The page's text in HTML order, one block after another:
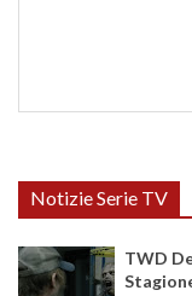
Notizie Serie TV
TWD